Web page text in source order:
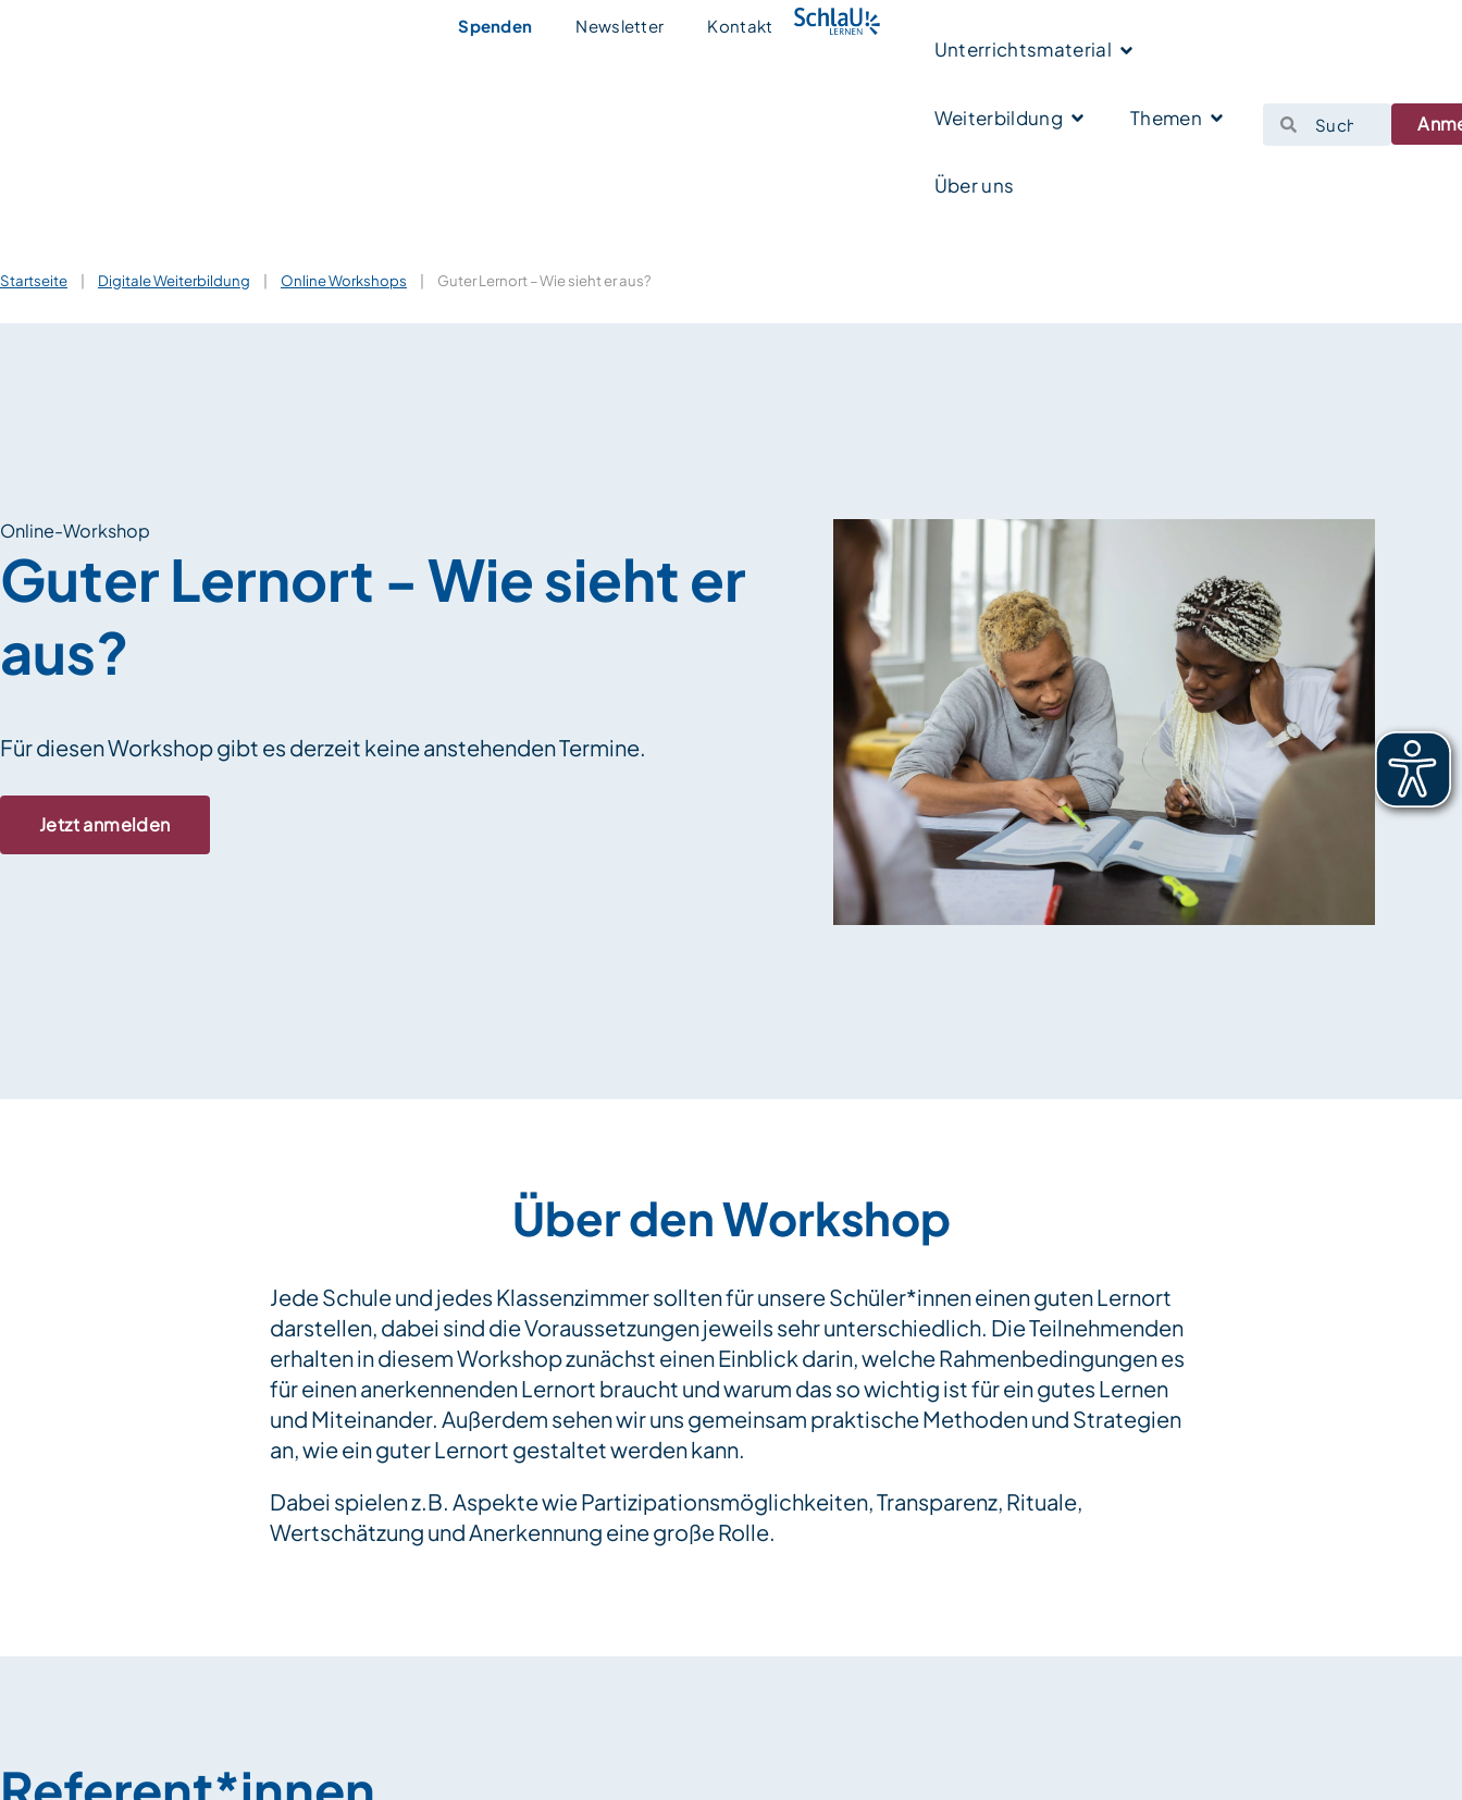
Spenden Newsletter Kontakt
Unterrichtsmaterial
Weiterbildung Themen
Über uns
Startseite | Digitale Weiterbildung | Online Workshops | Guter Lernort – Wie sieht er aus?
Online-Workshop
Guter Lernort - Wie sieht er
aus?
Für diesen Workshop gibt es derzeit keine anstehenden Termine.
Jetzt anmelden
Über den Workshop
Jede Schule und jedes Klassenzimmer sollten für unsere Schüler*innen einen guten Lernort
darstellen, dabei sind die Voraussetzungen jeweils sehr unterschiedlich. Die Teilnehmenden
erhalten in diesem Workshop zunächst einen Einblick darin, welche Rahmenbedingungen es
für einen anerkennenden Lernort braucht und warum das so wichtig ist für ein gutes Lernen
und Miteinander. Außerdem sehen wir uns gemeinsam praktische Methoden und Strategien
an, wie ein guter Lernort gestaltet werden kann.
Dabei spielen z.B. Aspekte wie Partizipationsmöglichkeiten, Transparenz, Rituale,
Wertschätzung und Anerkennung eine große Rolle.